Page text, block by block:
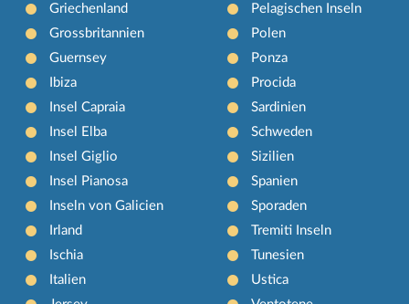
Griechenland
Grossbritannien
Guernsey
Ibiza
Insel Capraia
Insel Elba
Insel Giglio
Insel Pianosa
Inseln von Galicien
Irland
Ischia
Italien
Pelagischen Inseln
Polen
Ponza
Procida
Sardinien
Schweden
Sizilien
Spanien
Sporaden
Tremiti Inseln
Tunesien
Ustica